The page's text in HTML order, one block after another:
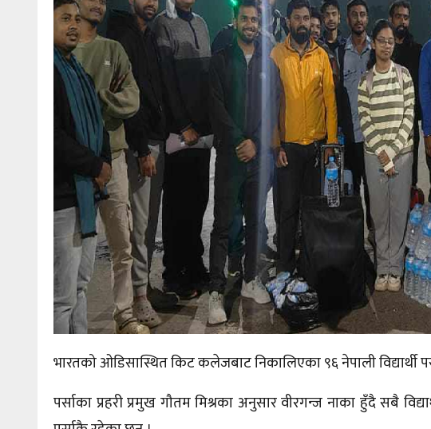
भारतको ओडिसास्थित किट कलेजबाट निकालिएका ९६ नेपाली विद्यार्थी
पर्साका प्रहरी प्रमुख गौतम मिश्रका अनुसार वीरगन्ज नाका हुँदै सबै